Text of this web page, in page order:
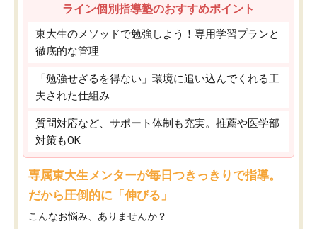
ライン個別指導塾のおすすめポイント
東大生のメソッドで勉強しよう！専用学習プランと
徹底的な管理
「勉強せざるを得ない」環境に追い込んでくれる工
夫された仕組み
質問対応など、サポート体制も充実。推薦や医学部
対策もOK
専属東大生メンターが毎日つきっきりで指導。
だから圧倒的に「伸びる」
こんなお悩み、ありませんか？